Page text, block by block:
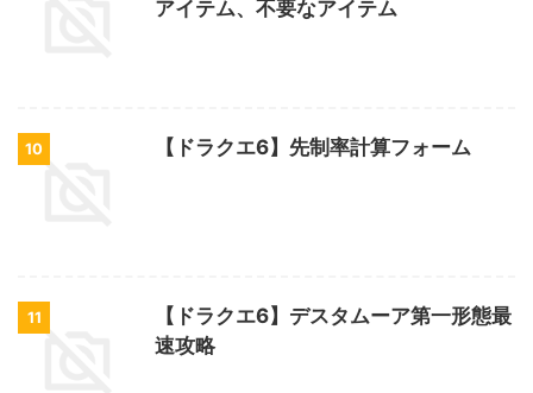
アイテム、不要なアイテム
10 【ドラクエ6】先制率計算フォーム
11
【ドラクエ6】デスタムーア第一形態最
速攻略